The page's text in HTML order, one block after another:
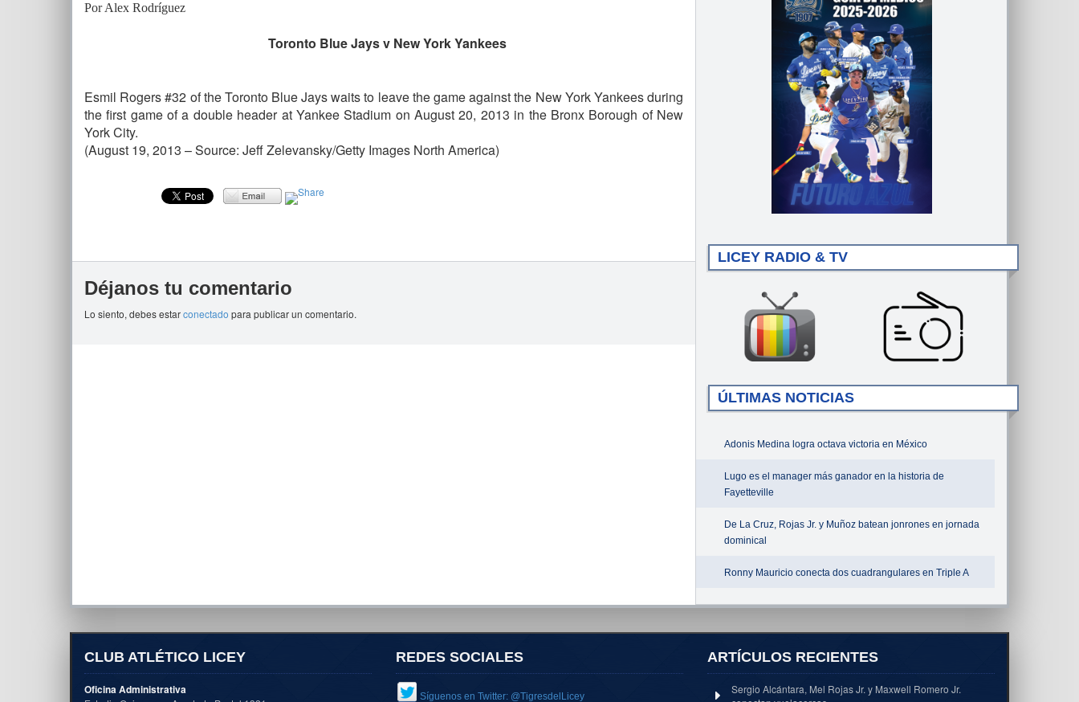
Por Alex Rodríguez
Toronto Blue Jays v New York Yankees
Esmil Rogers #32 of the Toronto Blue Jays waits to leave the game against the New York Yankees during
the first game of a double header at Yankee Stadium on August 20, 2013 in the Bronx Borough of New
York City.
(August 19, 2013 – Source: Jeff Zelevansky/Getty Images North America)
Déjanos tu comentario
Lo siento, debes estarconectado para publicar un comentario.
LICEY RADIO & TV
ÚLTIMAS NOTICIAS
Adonis Medina logra octava victoria en México
Lugo es el manager más ganador en la historia de
Fayetteville
De La Cruz, Rojas Jr. y Muñoz batean jonrones en jornada
dominical
Ronny Mauricio conecta dos cuadrangulares en Triple A
CLUB ATLÉTICO LICEY
Oficina Administrativa
REDES SOCIALES
Síguenos en Twitter: @TigresdelLicey
ARTÍCULOS RECIENTES
Sergio Alcántara, Mel Rojas Jr. y Maxwell Romero Jr.